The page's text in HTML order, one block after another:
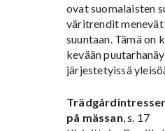
ovat suomalaisten
väritrendit
suuntaan. Tämä on
kevään
järjestetyissä
på mässan, s. 17